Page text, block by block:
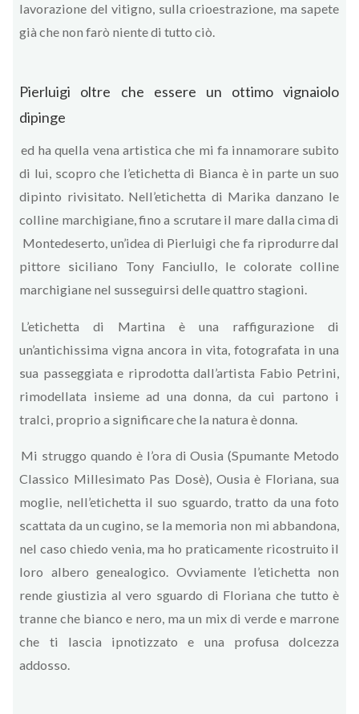
lavorazione del vitigno, sulla crioestrazione, ma sapete
già che non farò niente di tutto ciò.
Pierluigi oltre che essere un ottimo vignaiolo
dipinge
ed ha quella vena artistica che mi fa innamorare subito
di lui, scopro che l’etichetta di Bianca è in parte un suo
dipinto rivisitato. Nell’etichetta di Marika danzano le
colline marchigiane, fino a scrutare il mare dalla cima di
Montedeserto, un’idea di Pierluigi che fa riprodurre dal
pittore siciliano Tony Fanciullo, le colorate colline
marchigiane nel susseguirsi delle quattro stagioni.
L’etichetta di Martina è una raffigurazione di
un’antichissima vigna ancora in vita, fotografata in una
sua passeggiata e riprodotta dall’artista Fabio Petrini,
rimodellata insieme ad una donna, da cui partono i
tralci, proprio a significare che la natura è donna.
Mi struggo quando è l’ora di Ousia (Spumante Metodo
Classico Millesimato Pas Dosè), Ousia è Floriana, sua
moglie, nell’etichetta il suo sguardo, tratto da una foto
scattata da un cugino, se la memoria non mi abbandona,
nel caso chiedo venia, ma ho praticamente ricostruito il
loro albero genealogico. Ovviamente l’etichetta non
rende giustizia al vero sguardo di Floriana che tutto è
tranne che bianco e nero, ma un mix di verde e marrone
che ti lascia ipnotizzato e una profusa dolcezza
addosso.